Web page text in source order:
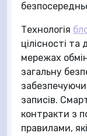
Технологія
цілісності
мережах
загальну
забезпечуючи
записів.
контракти з
правилами,